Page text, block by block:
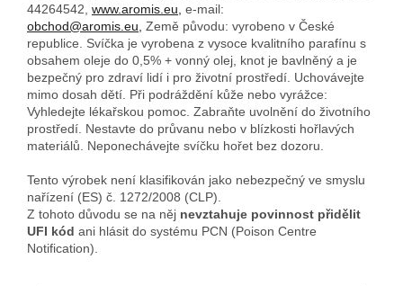
44264542, www.aromis.eu, e-mail:
obchod@aromis.eu, Země původu: vyrobeno v České
republice. Svíčka je vyrobena z vysoce kvalitního parafínu s
obsahem oleje do 0,5% + vonný olej, knot je bavlněný a je
bezpečný pro zdraví lidí i pro životní prostředí. Uchovávejte
mimo dosah dětí. Při podráždění kůže nebo vyrážce:
Vyhledejte lékařskou pomoc. Zabraňte uvolnění do životního
prostředí. Nestavte do průvanu nebo v blízkosti hořlavých
materiálů. Neponechávejte svíčku hořet bez dozoru.
Tento výrobek není klasifikován jako nebezpečný ve smyslu
nařízení (ES) č. 1272/2008 (CLP).
Z tohoto důvodu se na něj nevztahuje povinnost přidělit
UFI kód ani hlásit do systému PCN (Poison Centre
Notification).